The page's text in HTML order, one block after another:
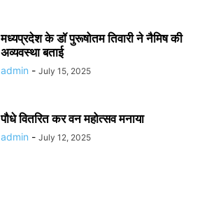
मध्यप्रदेश के डॉ पुरूषोतम तिवारी ने नैमिष की
अव्यवस्था बताई
admin - July 15, 2025
पौधे वितरित कर वन महोत्सव मनाया
admin - July 12, 2025